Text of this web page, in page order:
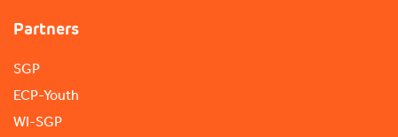
Partners
SGP
ECP-Youth
WI-SGP